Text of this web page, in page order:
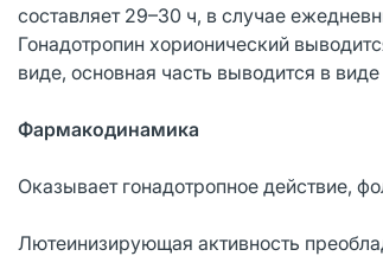
составляет 29–30 ч, в случае
Гонадотропин хорионический
виде, основная часть выводится в
Фармакодинамика
Оказывает гонадотропное действие,
Лютеинизирующая активность